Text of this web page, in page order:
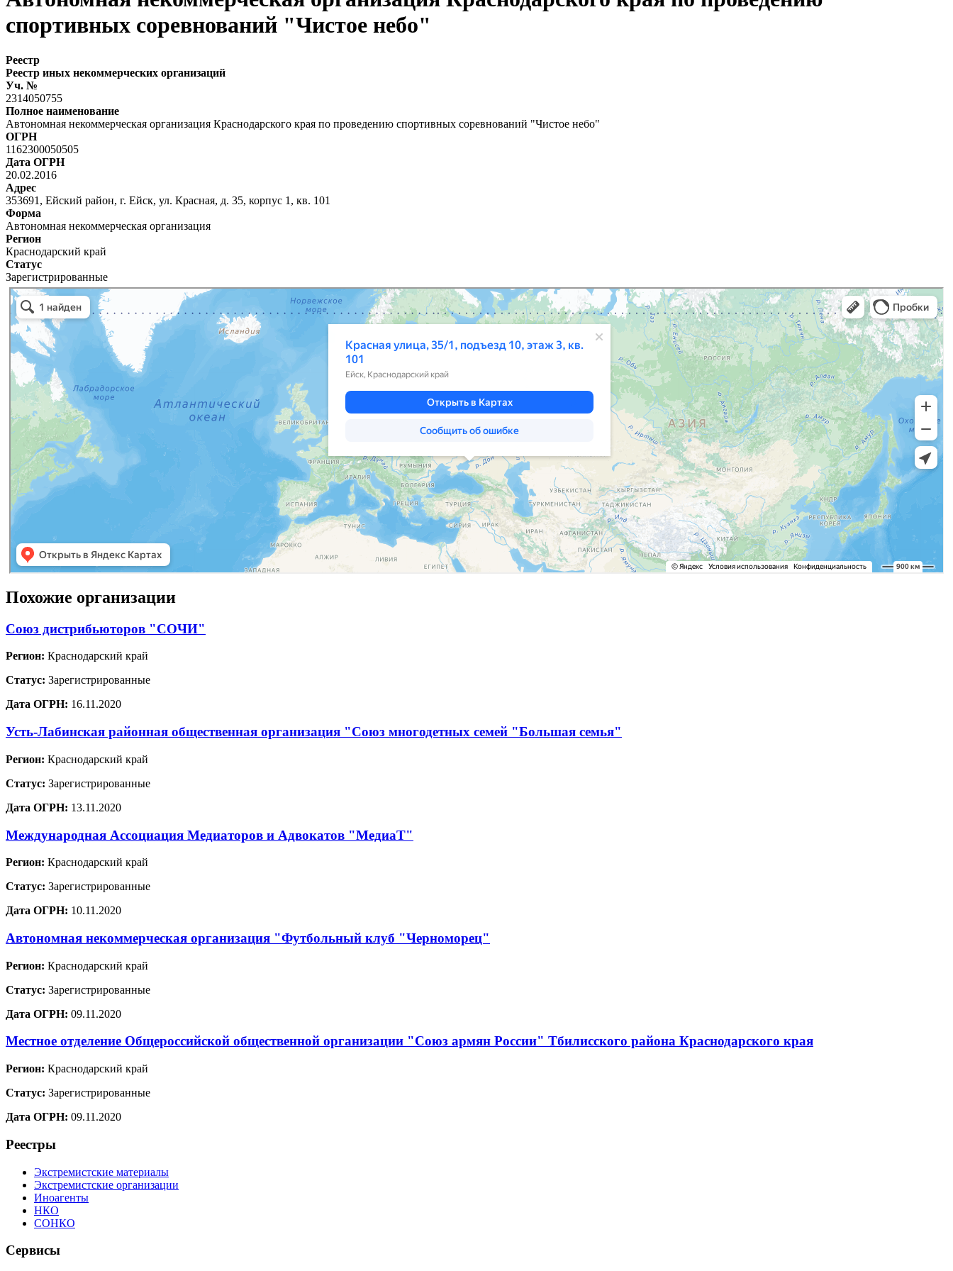
спортивных соревнований "Чистое небо"
Реестр
Реестр иных некоммерческих организаций
Уч. №
2314050755
Полное наименование
Автономная некоммерческая организация Краснодарского края по проведению спортивных соревнований "Чистое небо"
ОГРН
1162300050505
Дата ОГРН
20.02.2016
Адрес
353691, Ейский район, г. Ейск, ул. Красная, д. 35, корпус 1, кв. 101
Форма
Автономная некоммерческая организация
Регион
Краснодарский край
Статус
Зарегистрированные
Похожие организации
Союз дистрибьюторов "СОЧИ"
Регион: Краснодарский край
Статус: Зарегистрированные
Дата ОГРН: 16.11.2020
Усть-Лабинская районная общественная организация "Союз многодетных семей "Большая семья"
Регион: Краснодарский край
Статус: Зарегистрированные
Дата ОГРН: 13.11.2020
Международная Ассоциация Медиаторов и Адвокатов "МедиаТ"
Регион: Краснодарский край
Статус: Зарегистрированные
Дата ОГРН: 10.11.2020
Автономная некоммерческая организация "Футбольный клуб "Черноморец"
Регион: Краснодарский край
Статус: Зарегистрированные
Дата ОГРН: 09.11.2020
Местное отделение Общероссийской общественной организации "Союз армян России" Тбилисского района Краснодарского края
Регион: Краснодарский край
Статус: Зарегистрированные
Дата ОГРН: 09.11.2020
Реестры
Экстремистские материалы
Экстремистские организации
Иноагенты
НКО
СОНКО
Сервисы